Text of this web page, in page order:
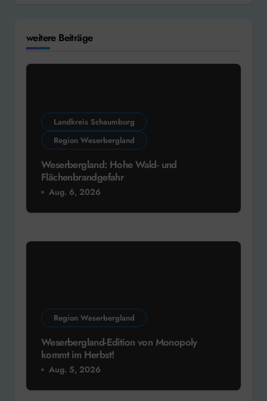
weitere Beiträge
Landkreis Schaumburg
Region Weserbergland
Weserbergland: Hohe Wald- und
Flächenbrandgefahr
Aug. 6, 2026
Region Weserbergland
Weserbergland-Edition von Monopoly
kommt im Herbst!
Aug. 5, 2026